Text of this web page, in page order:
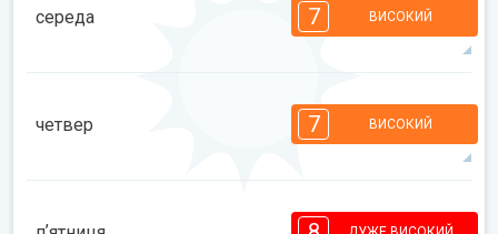
середа 7 ВИСОКИЙ
14:00
4
12 год 06:11 20:16 37°макс.
четвер 7 ВИСОКИЙ
1
4
1